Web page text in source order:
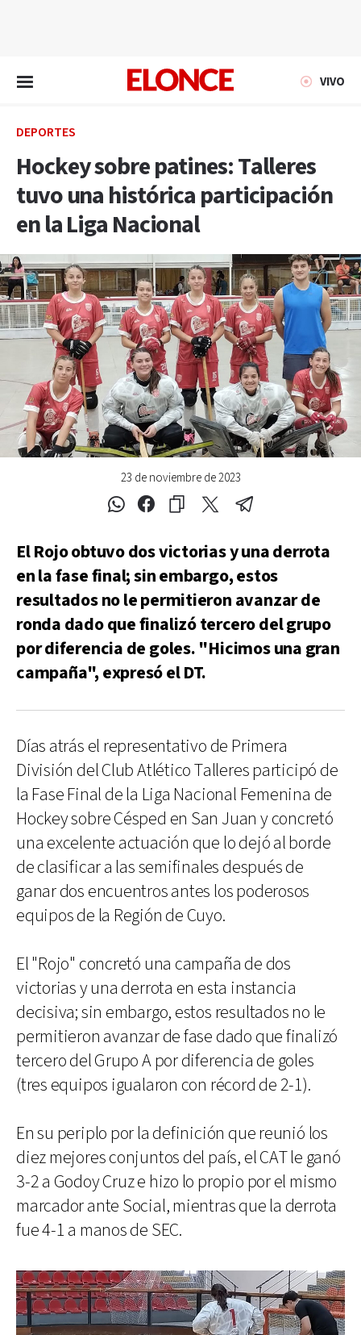
VIVO
DEPORTES
Hockey sobre patines: Talleres
tuvo una histórica participación
en la Liga Nacional
23 de noviembre de 2023
El Rojo obtuvo dos victorias y una derrota
en la fase final; sin embargo, estos
resultados no le permitieron avanzar de
ronda dado que finalizó tercero del grupo
por diferencia de goles. "Hicimos una gran
campaña", expresó el DT.
Días atrás el representativo de Primera
División del Club Atlético Talleres participó de
la Fase Final de la Liga Nacional Femenina de
Hockey sobre Césped en San Juan y concretó
una excelente actuación que lo dejó al borde
de clasificar a las semifinales después de
ganar dos encuentros antes los poderosos
equipos de la Región de Cuyo.
El "Rojo" concretó una campaña de dos
victorias y una derrota en esta instancia
decisiva; sin embargo, estos resultados no le
permitieron avanzar de fase dado que finalizó
tercero del Grupo A por diferencia de goles
(tres equipos igualaron con récord de 2-1).
En su periplo por la definición que reunió los
diez mejores conjuntos del país, el CAT le ganó
3-2 a Godoy Cruz e hizo lo propio por el mismo
marcador ante Social, mientras que la derrota
fue 4-1 a manos de SEC.